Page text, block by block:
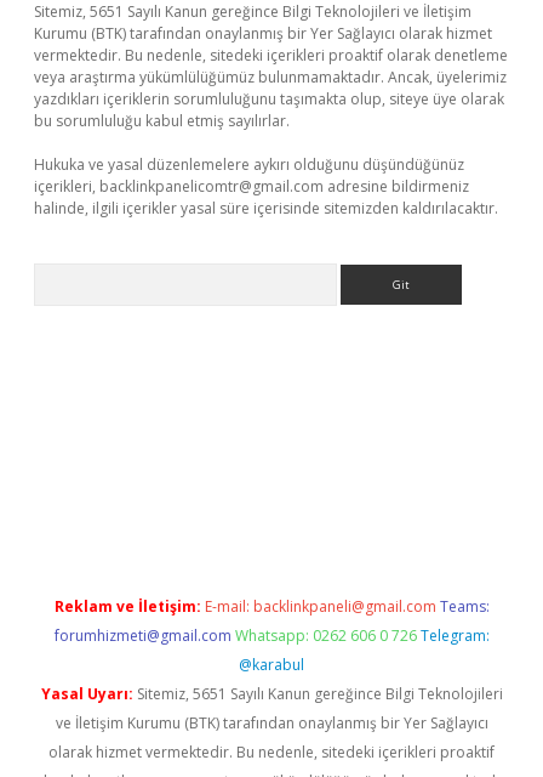
Sitemiz, 5651 Sayılı Kanun gereğince Bilgi Teknolojileri ve İletişim
Kurumu (BTK) tarafından onaylanmış bir Yer Sağlayıcı olarak hizmet
vermektedir. Bu nedenle, sitedeki içerikleri proaktif olarak denetleme
veya araştırma yükümlülüğümüz bulunmamaktadır. Ancak, üyelerimiz
yazdıkları içeriklerin sorumluluğunu taşımakta olup, siteye üye olarak
bu sorumluluğu kabul etmiş sayılırlar.
Hukuka ve yasal düzenlemelere aykırı olduğunu düşündüğünüz
içerikleri, backlinkpanelicomtr@gmail.com adresine bildirmeniz
halinde, ilgili içerikler yasal süre içerisinde sitemizden kaldırılacaktır.
Reklam ve İletişim: E-mail: backlinkpaneli@gmail.com Teams:
forumhizmeti@gmail.com Whatsapp: 0262 606 0 726 Telegram:
@karabul
Yasal Uyarı: Sitemiz, 5651 Sayılı Kanun gereğince Bilgi Teknolojileri
ve İletişim Kurumu (BTK) tarafından onaylanmış bir Yer Sağlayıcı
olarak hizmet vermektedir. Bu nedenle, sitedeki içerikleri proaktif